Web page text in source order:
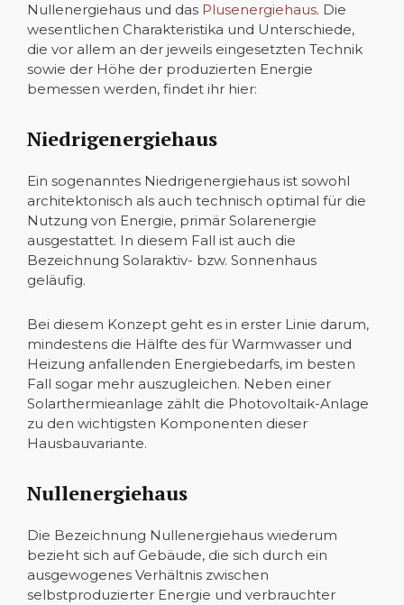
Nullenergiehaus und das Plusenergiehaus. Die
wesentlichen Charakteristika und Unterschiede,
die vor allem an der jeweils eingesetzten Technik
sowie der Höhe der produzierten Energie
bemessen werden, findet ihr hier:
Niedrigenergiehaus
Ein sogenanntes Niedrigenergiehaus ist sowohl
architektonisch als auch technisch optimal für die
Nutzung von Energie, primär Solarenergie
ausgestattet. In diesem Fall ist auch die
Bezeichnung Solaraktiv- bzw. Sonnenhaus
geläufig.
Bei diesem Konzept geht es in erster Linie darum,
mindestens die Hälfte des für Warmwasser und
Heizung anfallenden Energiebedarfs, im besten
Fall sogar mehr auszugleichen. Neben einer
Solarthermieanlage zählt die Photovoltaik-Anlage
zu den wichtigsten Komponenten dieser
Hausbauvariante.
Nullenergiehaus
Die Bezeichnung Nullenergiehaus wiederum
bezieht sich auf Gebäude, die sich durch ein
ausgewogenes Verhältnis zwischen
selbstproduzierter Energie und verbrauchter